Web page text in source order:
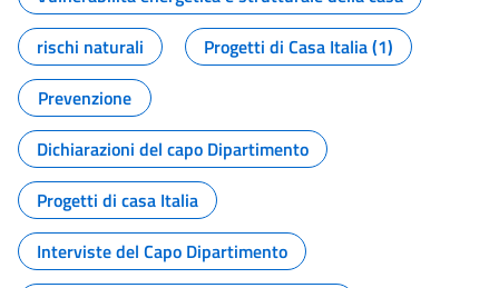
rischi naturali
Progetti di Casa Italia (1)
Prevenzione
Dichiarazioni del capo Dipartimento
Progetti di casa Italia
Interviste del Capo Dipartimento